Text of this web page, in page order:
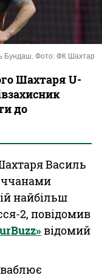
Бундаш. Фото: ФК Шахтар
Шахтаря U-
до
Василь
найбільш
2, повідомив
відомий